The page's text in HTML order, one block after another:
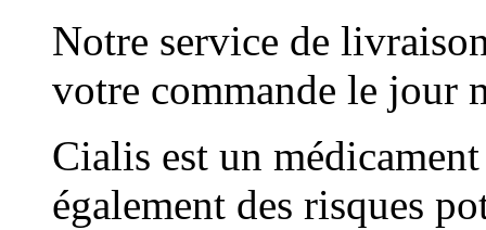
Notre service de
votre commande le jour
Cialis est un
également des risques